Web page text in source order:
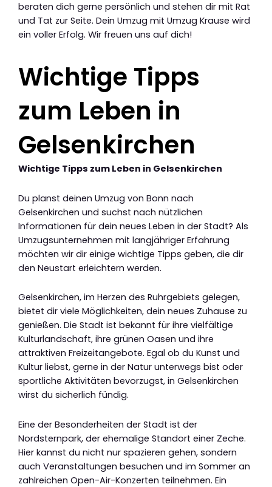
beraten dich gerne persönlich und stehen dir mit Rat
und Tat zur Seite. Dein Umzug mit Umzug Krause wird
ein voller Erfolg. Wir freuen uns auf dich!
Wichtige Tipps
zum Leben in
Gelsenkirchen
Wichtige Tipps zum Leben in Gelsenkirchen
Du planst deinen Umzug von Bonn nach
Gelsenkirchen und suchst nach nützlichen
Informationen für dein neues Leben in der Stadt? Als
Umzugsunternehmen mit langjähriger Erfahrung
möchten wir dir einige wichtige Tipps geben, die dir
den Neustart erleichtern werden.
Gelsenkirchen, im Herzen des Ruhrgebiets gelegen,
bietet dir viele Möglichkeiten, dein neues Zuhause zu
genießen. Die Stadt ist bekannt für ihre vielfältige
Kulturlandschaft, ihre grünen Oasen und ihre
attraktiven Freizeitangebote. Egal ob du Kunst und
Kultur liebst, gerne in der Natur unterwegs bist oder
sportliche Aktivitäten bevorzugst, in Gelsenkirchen
wirst du sicherlich fündig.
Eine der Besonderheiten der Stadt ist der
Nordsternpark, der ehemalige Standort einer Zeche.
Hier kannst du nicht nur spazieren gehen, sondern
auch Veranstaltungen besuchen und im Sommer an
zahlreichen Open-Air-Konzerten teilnehmen. Ein